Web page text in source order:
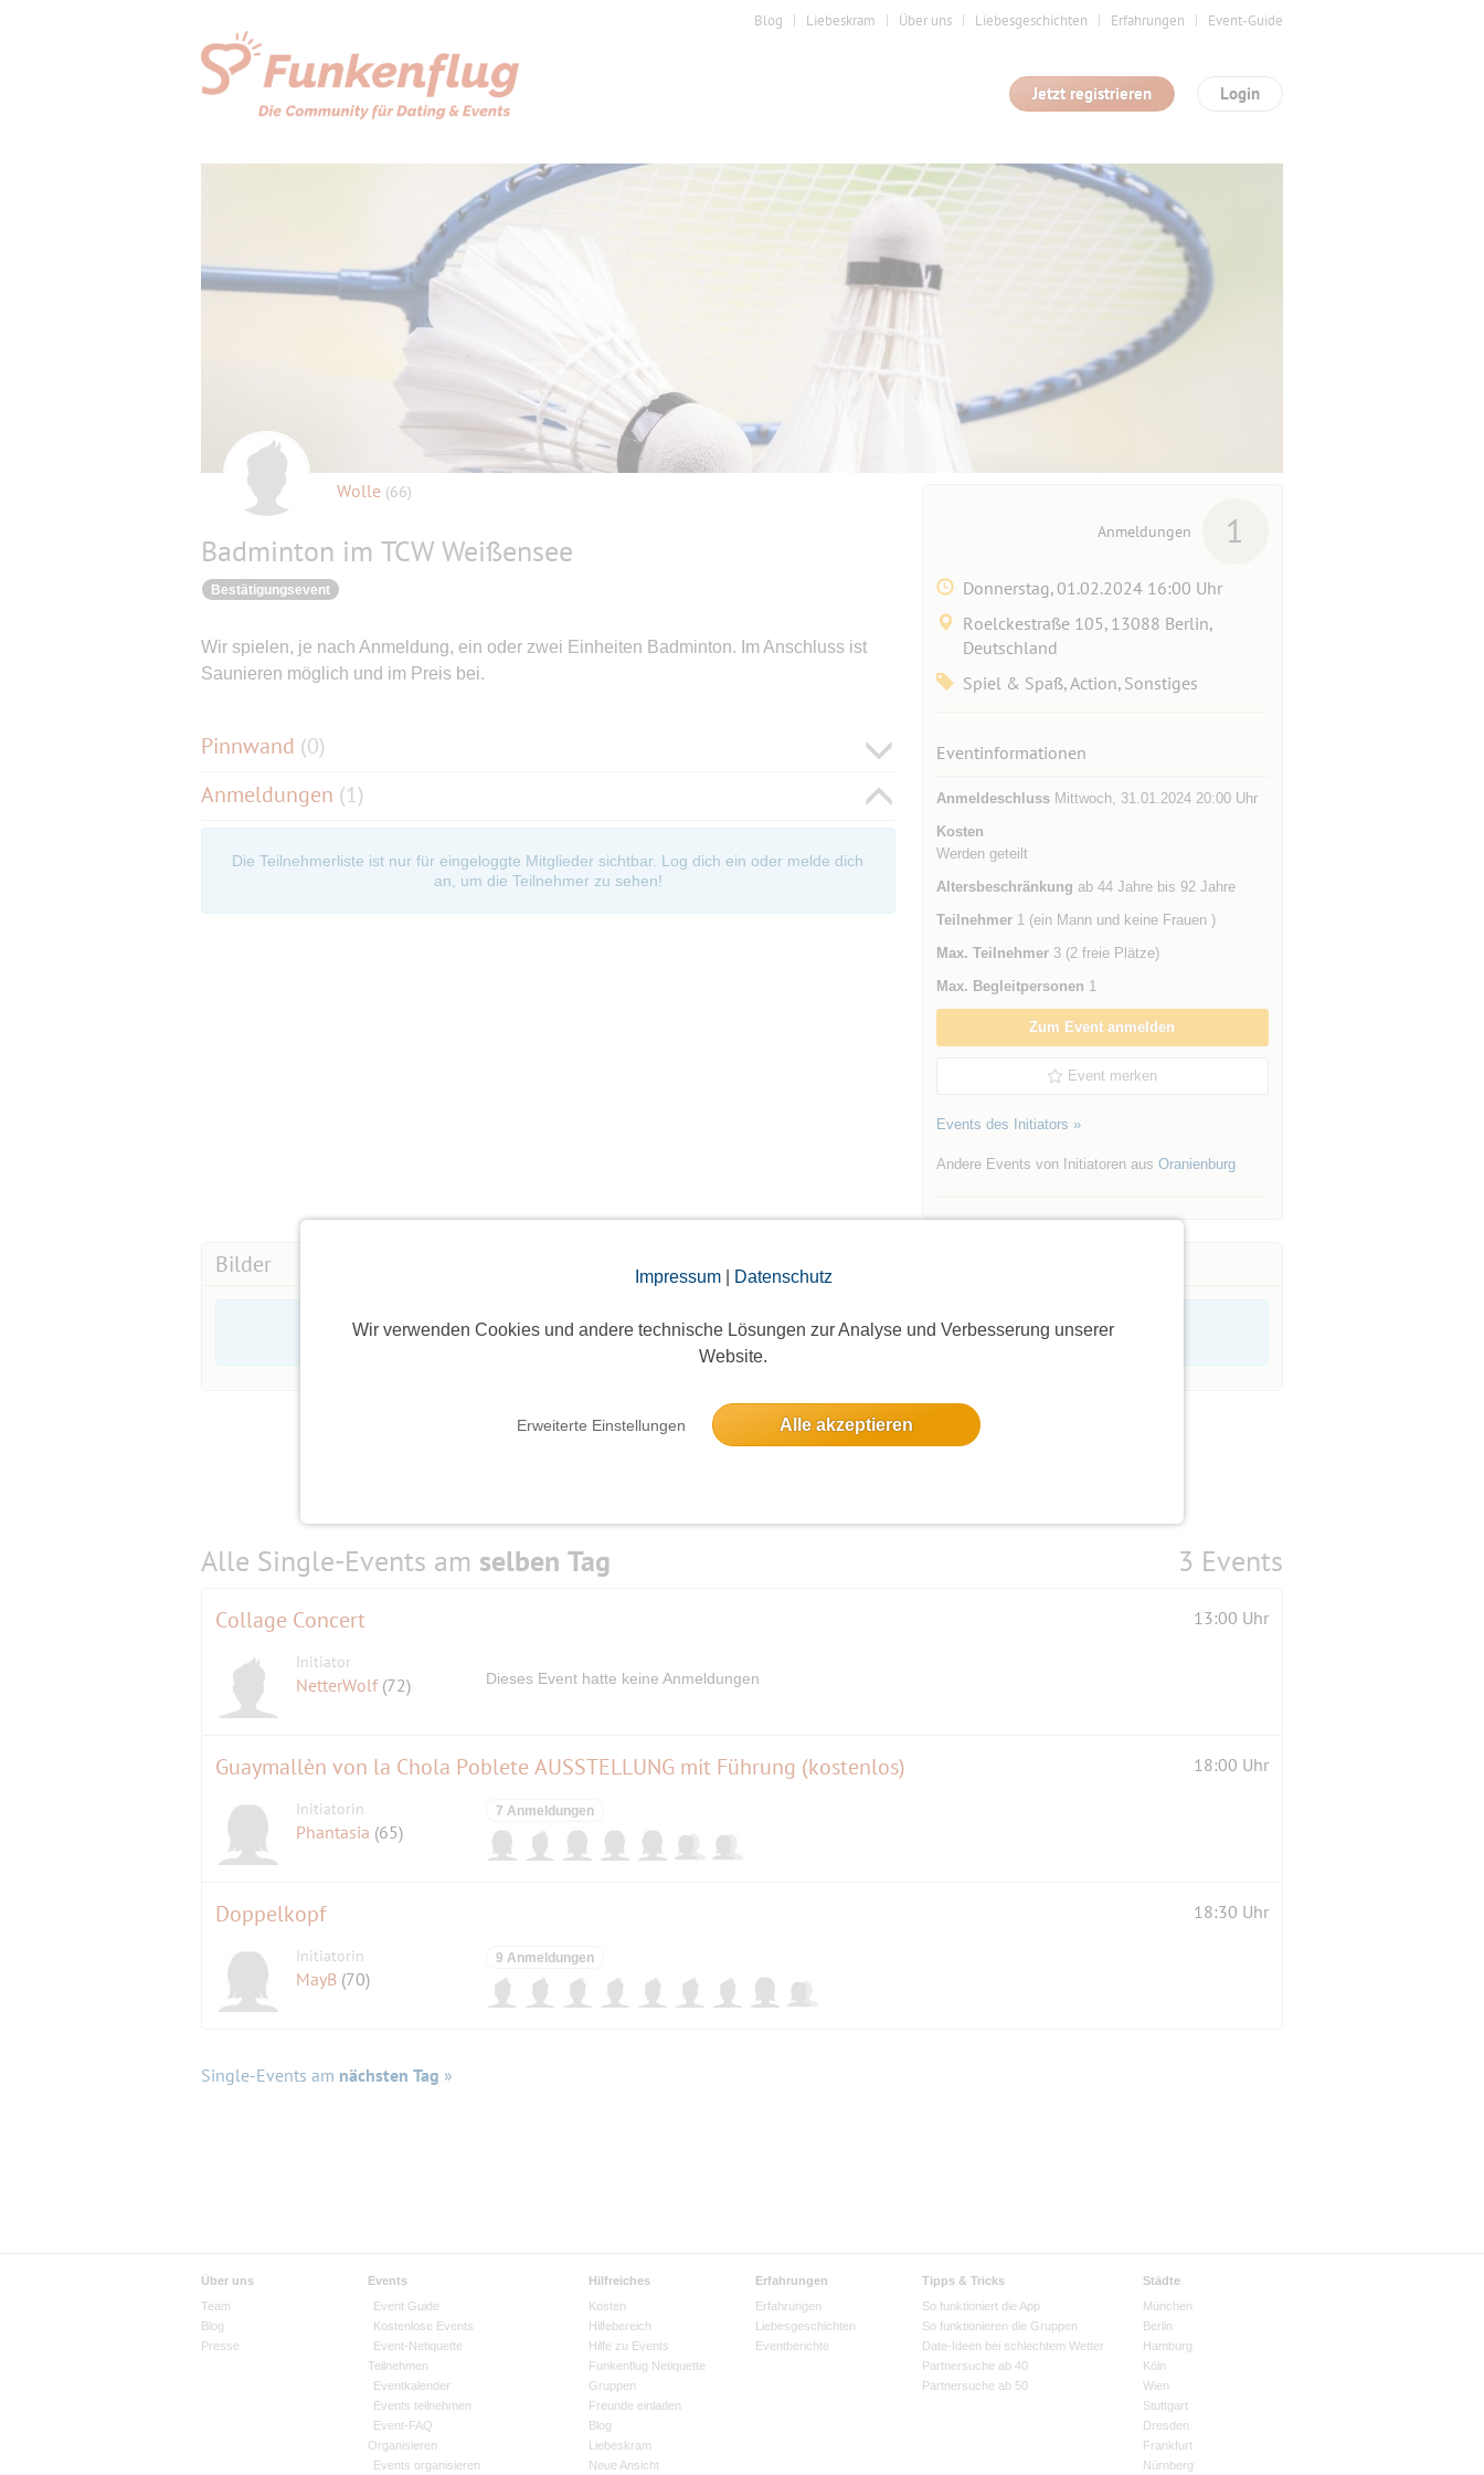
Impressum| Datenschutz
Wir verwenden Cookies und andere technische Lösungen zur Analyse und Verbesserung unserer
Website.
Erweiterte Einstellungen Alle akzeptieren
Blog Liebeskram Über uns Liebesgeschichten Erfahrungen Event-Guide
Login
Jetzt registrieren
Wolle (66)
Badminton im TCW Weißensee
Bestätigungsevent
Wir spielen, je nach Anmeldung, ein oder zwei Einheiten Badminton. Im Anschluss ist
Saunieren möglich und im Preis bei.
Pinnwand (0)
Anmeldungen (1)
Die Teilnehmerliste ist nur für eingeloggte Mitglieder sichtbar. Log dich ein oder melde dich
an, um die Teilnehmer zu sehen!
Anmeldungen 1
Donnerstag, 01.02.2024 16:00 Uhr
Roelckestraße 105, 13088 Berlin,
Deutschland
Spiel & Spaß, Action, Sonstiges
Eventinformationen
AnmeldeschlussMittwoch, 31.01.2024 20:00 Uhr
Kosten
Werden geteilt
Altersbeschränkung ab 44 Jahre bis 92 Jahre
Teilnehmer1 (ein Mann und keine Frauen )
Max. Teilnehmer3 (2 freie Plätze)
Max. Begleitpersonen 1
Zum Event anmelden
Event merken
Events des Initiators »
Andere Events von Initiatoren aus Oranienburg
Bilder
Die Bildergalerien sind nur für eingeloggte Mitglieder sichtbar.
Alle Single-Events am selben Tag 3 Events
Collage Concert 13:00 Uhr
Initiator
NetterWolf (72) Dieses Event hatte keine Anmeldungen
Guaymallèn von la Chola Poblete AUSSTELLUNG mit Führung (kostenlos) 18:00 Uhr
Initiatorin
Phantasia (65)
7 Anmeldungen
Doppelkopf 18:30 Uhr
Initiatorin
MayB (70)
9 Anmeldungen
Single-Events am nächsten Tag »
Über uns
Team
Blog
Presse
Events
Event Guide
Kostenlose Events
Event-Netiquette
Teilnehmen
Eventkalender
Events teilnehmen
Event-FAQ
Organisieren
Events organisieren
Hilfreiches
Kosten
Hilfebereich
Hilfe zu Events
Funkenflug Netiquette
Gruppen
Freunde einladen
Blog
Liebeskram
Neue Ansicht
Erfahrungen
Erfahrungen
Liebesgeschichten
Eventberichte
Tipps & Tricks
So funktioniert die App
So funktionieren die Gruppen
Date-Ideen bei schlechtem Wetter
Partnersuche ab 40
Partnersuche ab 50
Städte
München
Berlin
Hamburg
Köln
Wien
Stuttgart
Dresden
Frankfurt
Nürnberg